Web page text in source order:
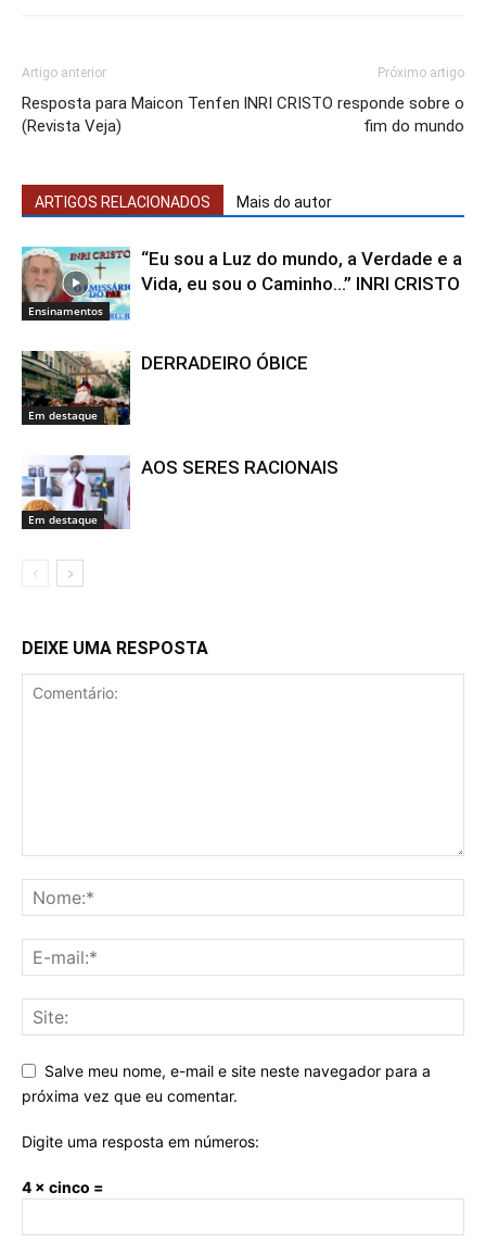
Artigo anterior
Resposta para Maicon Tenfen
(Revista Veja)
Próximo artigo
INRI CRISTO responde sobre o
fim do mundo
ARTIGOS RELACIONADOS Mais do autor
Ensinamentos
“Eu sou a Luz do mundo, a Verdade e a
Vida, eu sou o Caminho…” INRI CRISTO
Em destaque
DERRADEIRO ÓBICE
Em destaque
AOS SERES RACIONAIS
DEIXE UMA RESPOSTA
Salve meu nome, e-mail e site neste navegador para a
próxima vez que eu comentar.
Digite uma resposta em números:
4 × cinco =